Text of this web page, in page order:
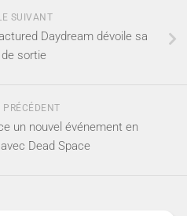
SUIVANT
Daydream dévoile sa
sortie
PRÉCÉDENT
un nouvel événement en
Dead Space